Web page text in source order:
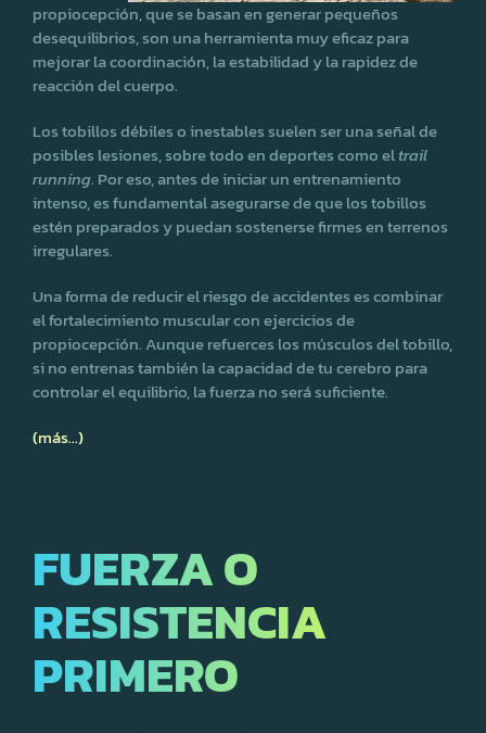
propiocepción, que se basan en generar pequeños
desequilibrios, son una herramienta muy eficaz para
mejorar la coordinación, la estabilidad y la rapidez de
reacción del cuerpo.
Los tobillos débiles o inestables suelen ser una señal de
posibles lesiones, sobre todo en deportes como eltrail
running. Por eso, antes de iniciar un entrenamiento
intenso, es fundamental asegurarse de que los tobillos
estén preparados y puedan sostenerse firmes en terrenos
irregulares.
Una forma de reducir el riesgo de accidentes es combinar
el fortalecimiento muscular con ejercicios de
propiocepción. Aunque refuerces los músculos del tobillo,
si no entrenas también la capacidad de tu cerebro para
controlar el equilibrio, la fuerza no será suficiente.
(más…)
FUERZA O
RESISTENCIA
PRIMERO